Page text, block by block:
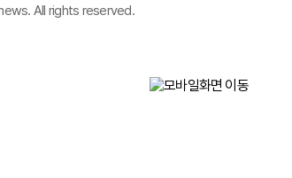
All rights reserved.